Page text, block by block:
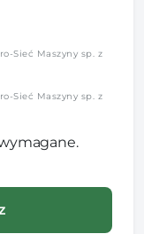
Sieć Maszyny sp. z
Sieć Maszyny sp. z